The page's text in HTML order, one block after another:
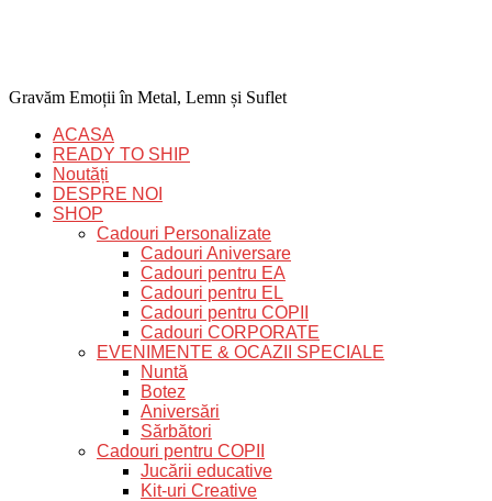
Gravăm Emoții în Metal, Lemn și Suflet
ACASA
READY TO SHIP
Noutăți
DESPRE NOI
SHOP
Cadouri Personalizate
Cadouri Aniversare
Cadouri pentru EA
Cadouri pentru EL
Cadouri pentru COPII
Cadouri CORPORATE
EVENIMENTE & OCAZII SPECIALE
Nuntă
Botez
Aniversări
Sărbători
Cadouri pentru COPII
Jucării educative
Kit-uri Creative